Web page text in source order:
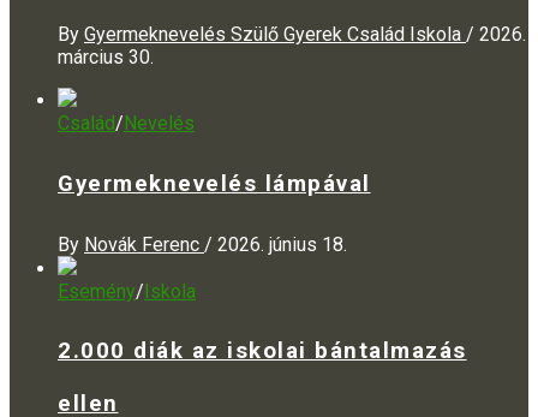
By Gyermeknevelés Szülő Gyerek Család Iskola / 2026.
március 30.
Család/Nevelés
Gyermeknevelés lámpával
By Novák Ferenc / 2026. június 18.
Esemény/Iskola
2.000 diák az iskolai bántalmazás
ellen